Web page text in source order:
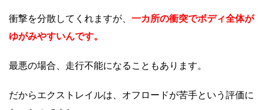
衝撃を分散してくれますが、 一カ所の衝突でボディ全体が
ゆがみやすいんです。
最悪の場合、走行不能になることもあります。
だからエクストレイルは、オフロードが苦手という評価に